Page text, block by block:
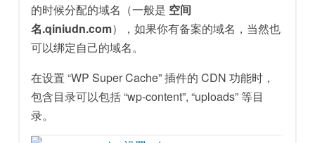
的时候分配的域名（一般是 空间
名.qiniudn.com），如果你有备案的域名，当然也
可以绑定自己的域名。
在设置 “WP Super Cache” 插件的 CDN 功能时，
包含目录可以包括 “wp-content”, “uploads” 等目
录。